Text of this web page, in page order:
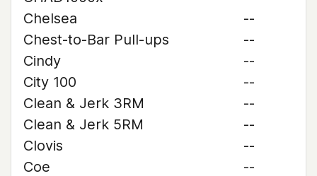
Chelsea
--
Chest-to-Bar Pull-ups
--
Cindy
--
City 100
--
Clean & Jerk 3RM
--
Clean & Jerk 5RM
--
Clovis
--
Coe
--